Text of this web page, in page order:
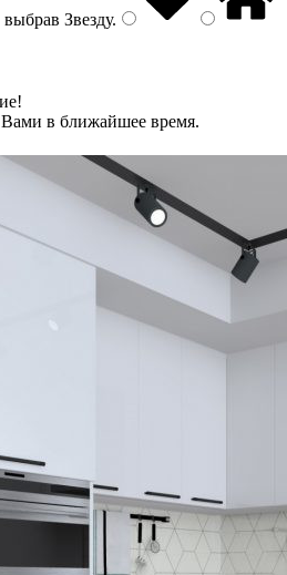
выбрав Звезду.
в ближайшее время.